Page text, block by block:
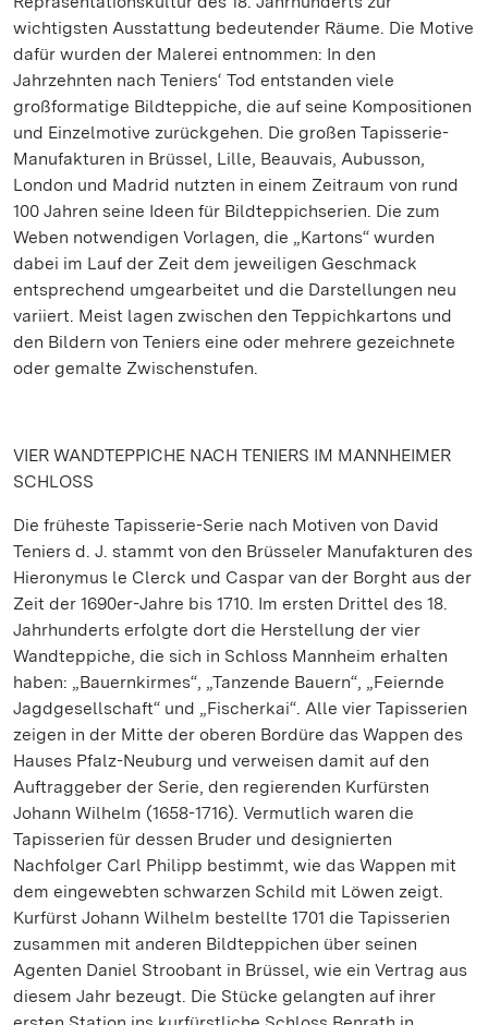
wichtigsten Ausstattung bedeutender Räume. Die Motive
dafür wurden der Malerei entnommen: In den
Jahrzehnten nach Teniers‘ Tod entstanden viele
großformatige Bildteppiche, die auf seine Kompositionen
und Einzelmotive zurückgehen. Die großen Tapisserie-
Manufakturen in Brüssel, Lille, Beauvais, Aubusson,
London und Madrid nutzten in einem Zeitraum von rund
100 Jahren seine Ideen für Bildteppichserien. Die zum
Weben notwendigen Vorlagen, die „Kartons“ wurden
dabei im Lauf der Zeit dem jeweiligen Geschmack
entsprechend umgearbeitet und die Darstellungen neu
variiert. Meist lagen zwischen den Teppichkartons und
den Bildern von Teniers eine oder mehrere gezeichnete
oder gemalte Zwischenstufen.
VIER WANDTEPPICHE NACH TENIERS IM MANNHEIMER
SCHLOSS
Die früheste Tapisserie-Serie nach Motiven von David
Teniers d. J. stammt von den Brüsseler Manufakturen des
Hieronymus le Clerck und Caspar van der Borght aus der
Zeit der 1690er-Jahre bis 1710. Im ersten Drittel des 18.
Jahrhunderts erfolgte dort die Herstellung der vier
Wandteppiche, die sich in Schloss Mannheim erhalten
haben: „Bauernkirmes“, „Tanzende Bauern“, „Feiernde
Jagdgesellschaft“ und „Fischerkai“. Alle vier Tapisserien
zeigen in der Mitte der oberen Bordüre das Wappen des
Hauses Pfalz-Neuburg und verweisen damit auf den
Auftraggeber der Serie, den regierenden Kurfürsten
Johann Wilhelm (1658-1716). Vermutlich waren die
Tapisserien für dessen Bruder und designierten
Nachfolger Carl Philipp bestimmt, wie das Wappen mit
dem eingewebten schwarzen Schild mit Löwen zeigt.
Kurfürst Johann Wilhelm bestellte 1701 die Tapisserien
zusammen mit anderen Bildteppichen über seinen
Agenten Daniel Stroobant in Brüssel, wie ein Vertrag aus
diesem Jahr bezeugt. Die Stücke gelangten auf ihrer